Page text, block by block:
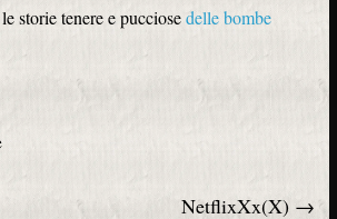
storie tenere e pucciosedelle bombe
NetflixXx(X) →